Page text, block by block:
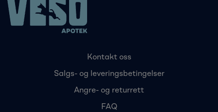
Kontakt oss
Salgs- og leveringsbetingelser
Angre- og returrett
FAQ